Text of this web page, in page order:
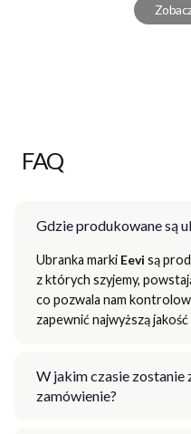
FAQ
Gdzie produkowane są
Ubranka marki Eevi są
z których szyjemy,
co pozwala nam
zapewnić najwyższą
W jakim czasie zostanie
zamówienie?